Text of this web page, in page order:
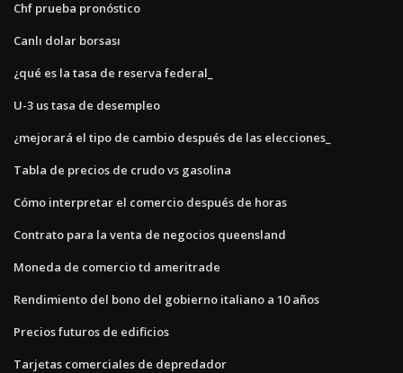
Chf prueba pronóstico
Canlı dolar borsası
¿qué es la tasa de reserva federal_
U-3 us tasa de desempleo
¿mejorará el tipo de cambio después de las elecciones_
Tabla de precios de crudo vs gasolina
Cómo interpretar el comercio después de horas
Contrato para la venta de negocios queensland
Moneda de comercio td ameritrade
Rendimiento del bono del gobierno italiano a 10 años
Precios futuros de edificios
Tarjetas comerciales de depredador